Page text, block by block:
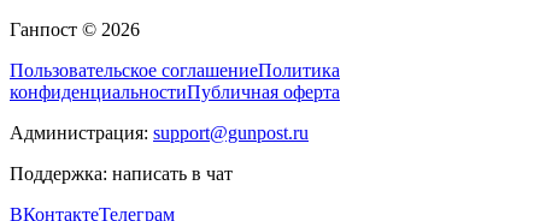
Ганпост © 2026
Пользовательское соглашениеПолитика
конфиденциальностиПубличная оферта
Администрация: support@gunpost.ru
Поддержка: написать в чат
ВКонтактеТелеграм